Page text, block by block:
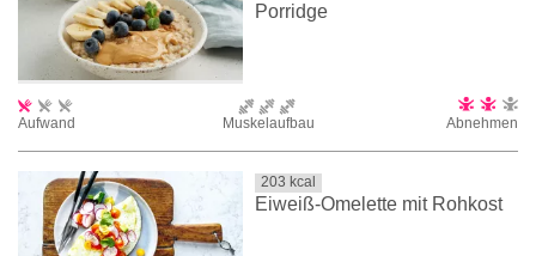
Porridge
Aufwand Muskelaufbau Abnehmen
203 kcal
Eiweiß-Omelette mit Rohkost